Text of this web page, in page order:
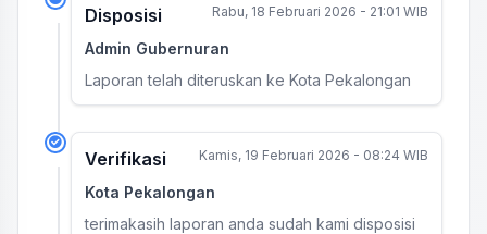
Disposisi Rabu, 18 Februari 2026 - 21:01 WIB
Admin Gubernuran
Laporan telah diteruskan ke Kota Pekalongan
Verifikasi Kamis, 19 Februari 2026 - 08:24 WIB
Kota Pekalongan
terimakasih laporan anda sudah kami disposisi